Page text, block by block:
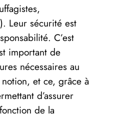
Leur sécurité est
C’est
important de
nécessaires au
et ce, grâce à
d’assurer
de la